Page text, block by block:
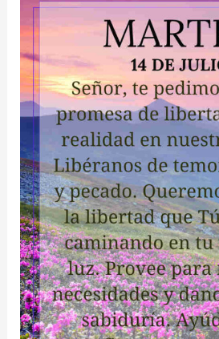
hoy
martes
21
de
julio
de